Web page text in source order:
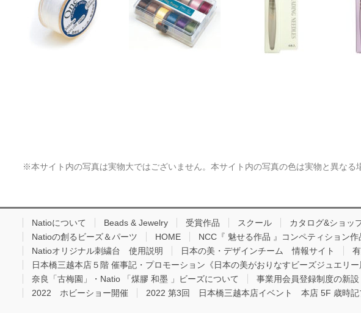
※本サイト内の写真は実物大ではございません。本サイト内の写真の色は実物と異なる
Natioについて Beads & Jewelry 受賞作品 スクール カタログ&ショッ
Natioの創るビーズ＆パーツ
HOME NCC『 魅せる作品 』コンペティション作
Natioオリジナル刺繍台 使用説明
日本の美・デザインチーム 情報サイト
日本橋三越本店５階 催事記・プロモーション《日本の美がおりなすビーズジュエリー
奈良「古梅園」・Natio 「煤膠 和墨 」ビーズについて
事業用会員登録制度の新設
2022 ホビーショー開催
2022 第3回 日本橋三越本店イベント 本店 5F 歳時記